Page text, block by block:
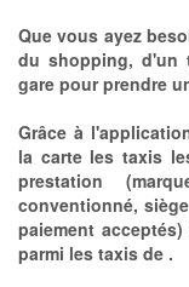
Que vous ayez
du shopping, d'un
gare pour prendre
Grâce à
la carte les taxis
prestation
conventionné,
paiement
parmi les taxis de .